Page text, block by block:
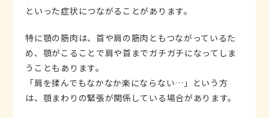
といった症状につながることがあります。
特に顎の筋肉は、首や肩の筋肉ともつながっているた
め、顎がこることで肩や首までガチガチになってしま
うこともあります。
「肩を揉んでもなかなか楽にならない…」という方
は、顎まわりの緊張が関係している場合があります。